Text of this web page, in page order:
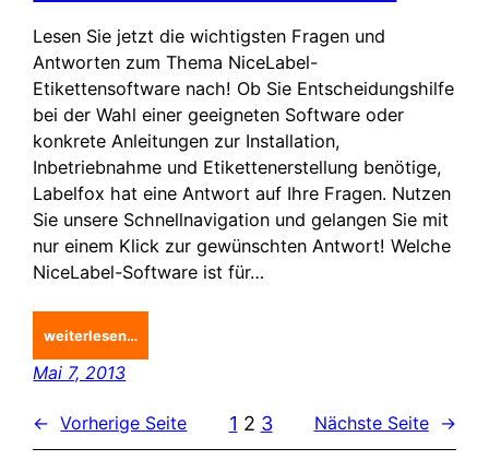
Lesen Sie jetzt die wichtigsten Fragen und
Antworten zum Thema NiceLabel-
Etikettensoftware nach! Ob Sie Entscheidungshilfe
bei der Wahl einer geeigneten Software oder
konkrete Anleitungen zur Installation,
Inbetriebnahme und Etikettenerstellung benötige,
Labelfox hat eine Antwort auf Ihre Fragen. Nutzen
Sie unsere Schnellnavigation und gelangen Sie mit
nur einem Klick zur gewünschten Antwort! Welche
NiceLabel-Software ist für…
weiterlesen…
Mai 7, 2013
← Vorherige Seite 1 2 3 Nächste Seite →